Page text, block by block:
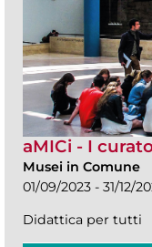
aMICi - I
Musei in Comune
01/09/2023 - 31/12/
Didattica per tutti